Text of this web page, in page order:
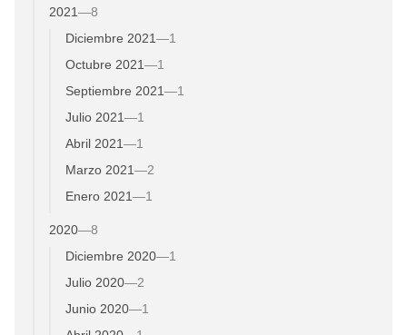
2021—8
Diciembre 2021—1
Octubre 2021—1
Septiembre 2021—1
Julio 2021—1
Abril 2021—1
Marzo 2021—2
Enero 2021—1
2020—8
Diciembre 2020—1
Julio 2020—2
Junio 2020—1